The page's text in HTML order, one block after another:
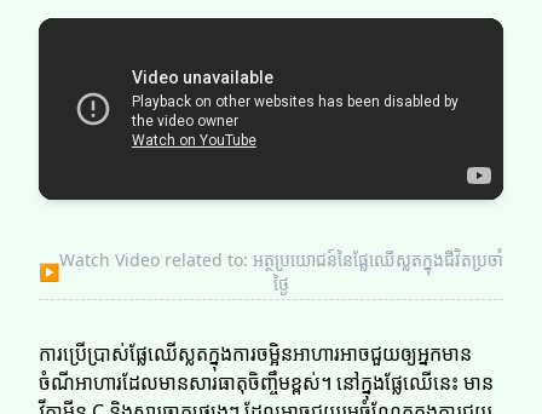
▶
Watch Video related to: អត្ថប្រយោជន៍នៃផ្លែឈើស្លត​​ក្នុងជីវិតប្រចាំ
ថ្ងៃ
ការប្រើប្រាស់ផ្លែឈើស្លត​​ក្នុងការចម្អិនអាហារអាចជួយឲ្យអ្នកមាន
ចំណីអាហារដែលមានសារធាតុចិញ្ចឹមខ្ពស់។ នៅក្នុងផ្លែឈើនេះ មាន